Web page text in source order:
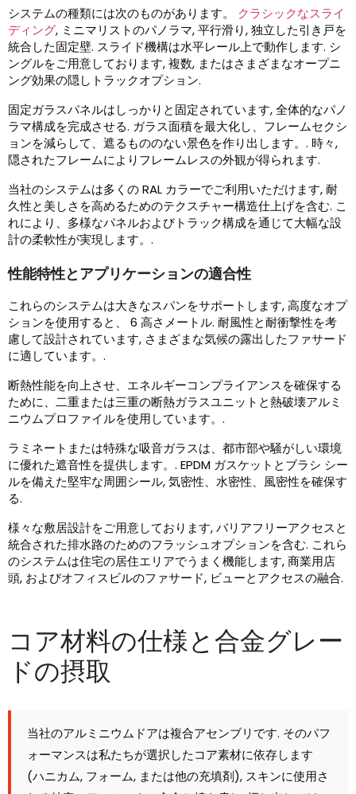
システムの種類には次のものがあります。 クラシックなスライ
ディング, ミニマリストのパノラマ, 平行滑り, 独立した引き戸を
統合した固定壁. スライド機構は水平レール上で動作します. シ
ングルをご用意しております, 複数, またはさまざまなオープニ
ング効果の隠しトラックオプション.
固定ガラスパネルはしっかりと固定されています, 全体的なパノ
ラマ構成を完成させる. ガラス面積を最大化し、フレームセクシ
ョンを減らして、遮るもののない景色を作り出します。. 時々,
隠されたフレームによりフレームレスの外観が得られます.
当社のシステムは多くの RAL カラーでご利用いただけます, 耐
久性と美しさを高めるためのテクスチャー構造仕上げを含む. こ
れにより、多様なパネルおよびトラック構成を通じて大幅な設
計の柔軟性が実現します。.
性能特性とアプリケーションの適合性
これらのシステムは大きなスパンをサポートします, 高度なオプ
ションを使用すると、 6 高さメートル. 耐風性と耐衝撃性を考
慮して設計されています, さまざまな気候の露出したファサード
に適しています。.
断熱性能を向上させ、エネルギーコンプライアンスを確保する
ために、二重または三重の断熱ガラスユニットと熱破壊アルミ
ニウムプロファイルを使用しています。.
ラミネートまたは特殊な吸音ガラスは、都市部や騒がしい環境
に優れた遮音性を提供します。. EPDM ガスケットとブラシ シー
ルを備えた堅牢な周囲シール, 気密性、水密性、風密性を確保す
る.
様々な敷居設計をご用意しております, バリアフリーアクセスと
統合された排水路のためのフラッシュオプションを含む. これら
のシステムは住宅の居住エリアでうまく機能します, 商業用店
頭, およびオフィスビルのファサード, ビューとアクセスの融合.
コア材料の仕様と合金グレー
ドの摂取
当社のアルミニウムドアは複合アセンブリです. そのパフ
ォーマンスは私たちが選択したコア素材に依存します
(ハニカム, フォーム, または他の充填剤), スキンに使用さ